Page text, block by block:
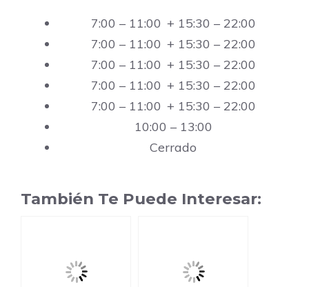
7:00 – 11:00 + 15:30 – 22:00
7:00 – 11:00 + 15:30 – 22:00
7:00 – 11:00 + 15:30 – 22:00
7:00 – 11:00 + 15:30 – 22:00
7:00 – 11:00 + 15:30 – 22:00
10:00 – 13:00
Cerrado
También Te Puede Interesar: